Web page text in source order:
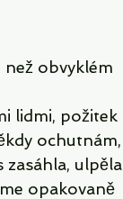
než obvyklém
lidmi, požitek
ochutnám,
zasáhla, ulpěla
opakovaně